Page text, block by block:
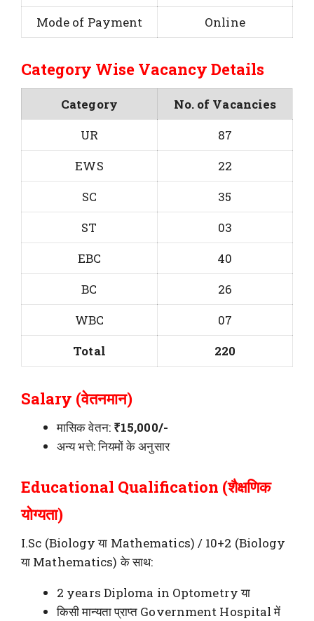
Mode of Payment Online
Category Wise Vacancy Details
Category
No. of Vacancies
UR
87
EWS
22
SC
35
ST
03
EBC
40
BC
26
WBC
07
Total
220
Salary (वेतनमान)
मासिक वेतन: ₹15,000/-
अन्य भत्ते: नियमों के अनुसार
Educational Qualification (शैक्षणिक
योग्यता)
I.Sc (Biology या Mathematics) / 10+2 (Biology
या Mathematics) के साथ:
2 years Diploma in Optometry या
किसी मान्यता प्राप्त Government Hospital में